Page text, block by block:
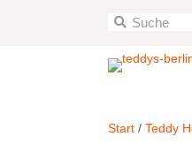
Start / Teddy